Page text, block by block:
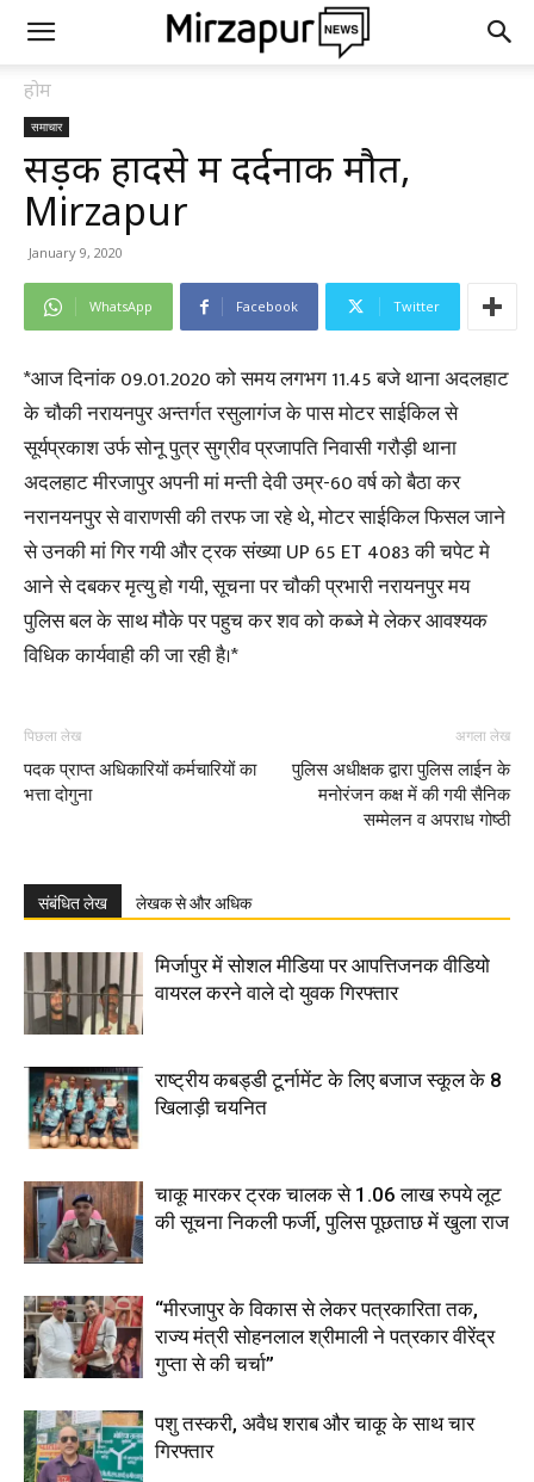
होम
समाचार
सड़क हादसे में दर्दनाक मौत,
Mirzapur
January 9, 2020
WhatsApp Facebook Twitter
*आज दिनांक 09.01.2020 को समय लगभग 11.45 बजे थाना अदलहाट
के चौकी नरायनपुर अन्तर्गत रसुलागंज के पास मोटर साईकिल से
सूर्यप्रकाश उर्फ सोनू पुत्र सुग्रीव प्रजापति निवासी गरौड़ी थाना
अदलहाट मीरजापुर अपनी मां मन्ती देवी उम्र-60 वर्ष को बैठा कर
नरानयनपुर से वाराणसी की तरफ जा रहे थे, मोटर साईकिल फिसल जाने
से उनकी मां गिर गयी और ट्रक संख्या UP 65 ET 4083 की चपेट मे
आने से दबकर मृत्यु हो गयी, सूचना पर चौकी प्रभारी नरायनपुर मय
पुलिस बल के साथ मौके पर पहुच कर शव को कब्जे मे लेकर आवश्यक
विधिक कार्यवाही की जा रही है।*
पिछला लेख
पदक प्राप्त अधिकारियों कर्मचारियों का
भत्ता दोगुना
अगला लेख
पुलिस अधीक्षक द्वारा पुलिस लाईन के
मनोरंजन कक्ष में की गयी सैनिक
सम्मेलन व अपराध गोष्ठी
संबंधित लेख लेखक से और अधिक
मिर्जापुर में सोशल मीडिया पर आपत्तिजनक वीडियो
वायरल करने वाले दो युवक गिरफ्तार
राष्ट्रीय कबड्डी टूर्नामेंट के लिए बजाज स्कूल के 8
खिलाड़ी चयनित
चाकू मारकर ट्रक चालक से 1.06 लाख रुपये लूट
की सूचना निकली फर्जी, पुलिस पूछताछ में खुला राज
“मीरजापुर के विकास से लेकर पत्रकारिता तक,
राज्य मंत्री सोहनलाल श्रीमाली ने पत्रकार वीरेंद्र
गुप्ता से की चर्चा”
पशु तस्करी, अवैध शराब और चाकू के साथ चार
गिरफ्तार